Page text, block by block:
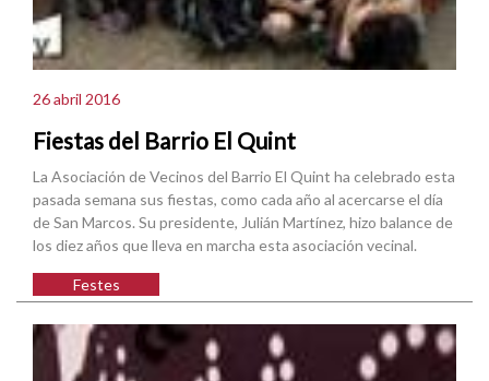
26 abril 2016
Fiestas del Barrio El Quint
La Asociación de Vecinos del Barrio El Quint ha celebrado esta
pasada semana sus fiestas, como cada año al acercarse el día
de San Marcos. Su presidente, Julián Martínez, hizo balance de
los diez años que lleva en marcha esta asociación vecinal.
Festes